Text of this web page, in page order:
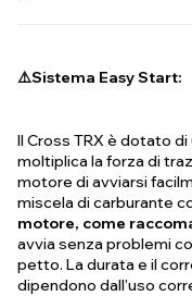
⚠️Sistema Easy Start:
Il Cross TRX è dotato
moltiplica la forza di
motore di avviarsi
miscela di carburante
motore, come
avvia senza problemi
petto. La durata e il
dipendono dall'uso